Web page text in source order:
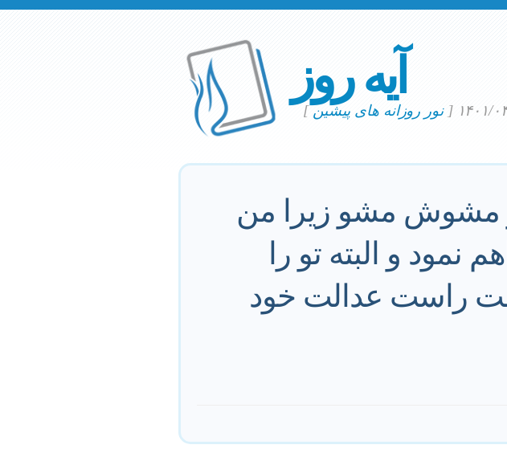
آیه روز
[نور روزانه های پیشین]
مشوش مشو زيرا من
نمود و البته تو را
راست عدالت خود